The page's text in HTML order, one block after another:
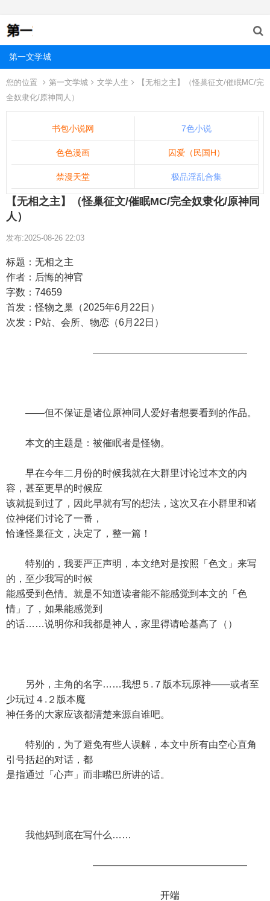
第一文学城
您的位置 第一文学城 文学人生
【无相之主】（怪巢征文/催眠MC/完
全奴隶化/原神同人）
书包小说网 7色小说
色色漫画 囚爱（民国H）
禁漫天堂 极品淫乱合集
【无相之主】（怪巢征文/催眠MC/完全奴隶化/原神同
人）
发布:2025-08-26 22:03
标题：无相之主
作者：后悔的神官
字数：74659
首发：怪物之巢（2025年6月22日）
次发：P站、会所、物恋（6月22日）
————————————————
——但不保证是诸位原神同人爱好者想要看到的作品。
本文的主题是：被催眠者是怪物。
早在今年二月份的时候我就在大群里讨论过本文的内
容，甚至更早的时候应
该就提到过了，因此早就有写的想法，这次又在小群里和诸
位神佬们讨论了一番，
恰逢怪巢征文，决定了，整一篇！
特别的，我要严正声明，本文绝对是按照「色文」来写
的，至少我写的时候
能感受到色情。就是不知道读者能不能感觉到本文的「色
情」了，如果能感觉到
的话……说明你和我都是神人，家里得请哈基高了（）
另外，主角的名字……我想５.７版本玩原神——或者至
少玩过４.２版本魔
神任务的大家应该都清楚来源自谁吧。
特别的，为了避免有些人误解，本文中所有由空心直角
引号括起的对话，都
是指通过「心声」而非嘴巴所讲的话。
我他妈到底在写什么……
————————————————
开端